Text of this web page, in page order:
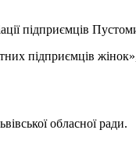
підприємців
підприємців
обласної ради.